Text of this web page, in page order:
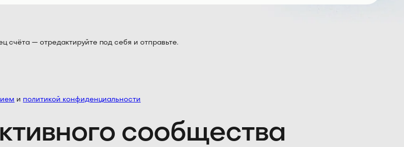
— отредактируйте под себя и отправьте.
и политикой конфиденциальности
сообщества